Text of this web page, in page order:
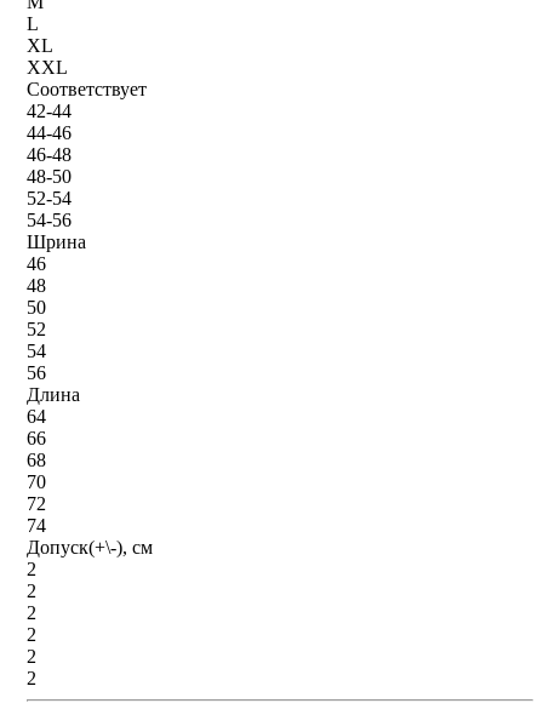
L
XL
XXL
Соответствует
42-44
44-46
46-48
48-50
52-54
54-56
Шрина
46
48
50
52
54
56
Длина
64
66
68
70
72
74
Допуск(+\-), см
2
2
2
2
2
2